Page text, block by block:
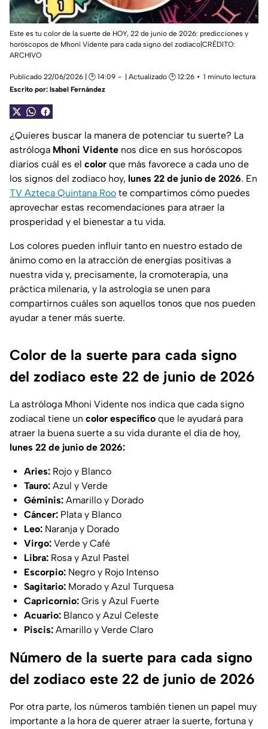
Este es tu color de la suerte de HOY, 22 de junio de 2026: predicciones y
horóscopos de Mhoni Vidente para cada signo del zodiaco|CRÉDITO:
ARCHIVO
Publicado 22/06/2026 | 🕑 14:09 | Actualizado 🕑 12:26
1 minuto lectura
Escrito por: Isabel Fernández
¿Quieres buscar la manera de potenciar tu suerte? La
astróloga Mhoni Vidente nos dice en sus horóscopos
diarios cuál es el color que más favorece a cada uno de
los signos del zodiaco hoy, lunes 22 de junio de 2026. En
TV Azteca Quintana Roo te compartimos cómo puedes
aprovechar estas recomendaciones para atraer la
prosperidad y el bienestar a tu vida.
Los colores pueden influir tanto en nuestro estado de
ánimo como en la atracción de energías positivas a
nuestra vida y, precisamente, la cromoterapia, una
práctica milenaria, y la astrología se unen para
compartirnos cuáles son aquellos tonos que nos pueden
ayudar a tener más suerte.
Color de la suerte para cada signo
del zodiaco este 22 de junio de 2026
La astróloga Mhoni Vidente nos indica que cada signo
zodiacal tiene un color específico que le ayudará para
atraer la buena suerte a su vida durante el día de hoy,
lunes 22 de junio de 2026:
Aries: Rojo y Blanco
Tauro: Azul y Verde
Géminis: Amarillo y Dorado
Cáncer: Plata y Blanco
Leo: Naranja y Dorado
Virgo: Verde y Café
Libra: Rosa y Azul Pastel
Escorpio: Negro y Rojo Intenso
Sagitario: Morado y Azul Turquesa
Capricornio: Gris y Azul Fuerte
Acuario: Blanco y Azul Celeste
Piscis: Amarillo y Verde Claro
Número de la suerte para cada signo
del zodiaco este 22 de junio de 2026
Por otra parte, los números también tienen un papel muy
importante a la hora de querer atraer la suerte, fortuna y